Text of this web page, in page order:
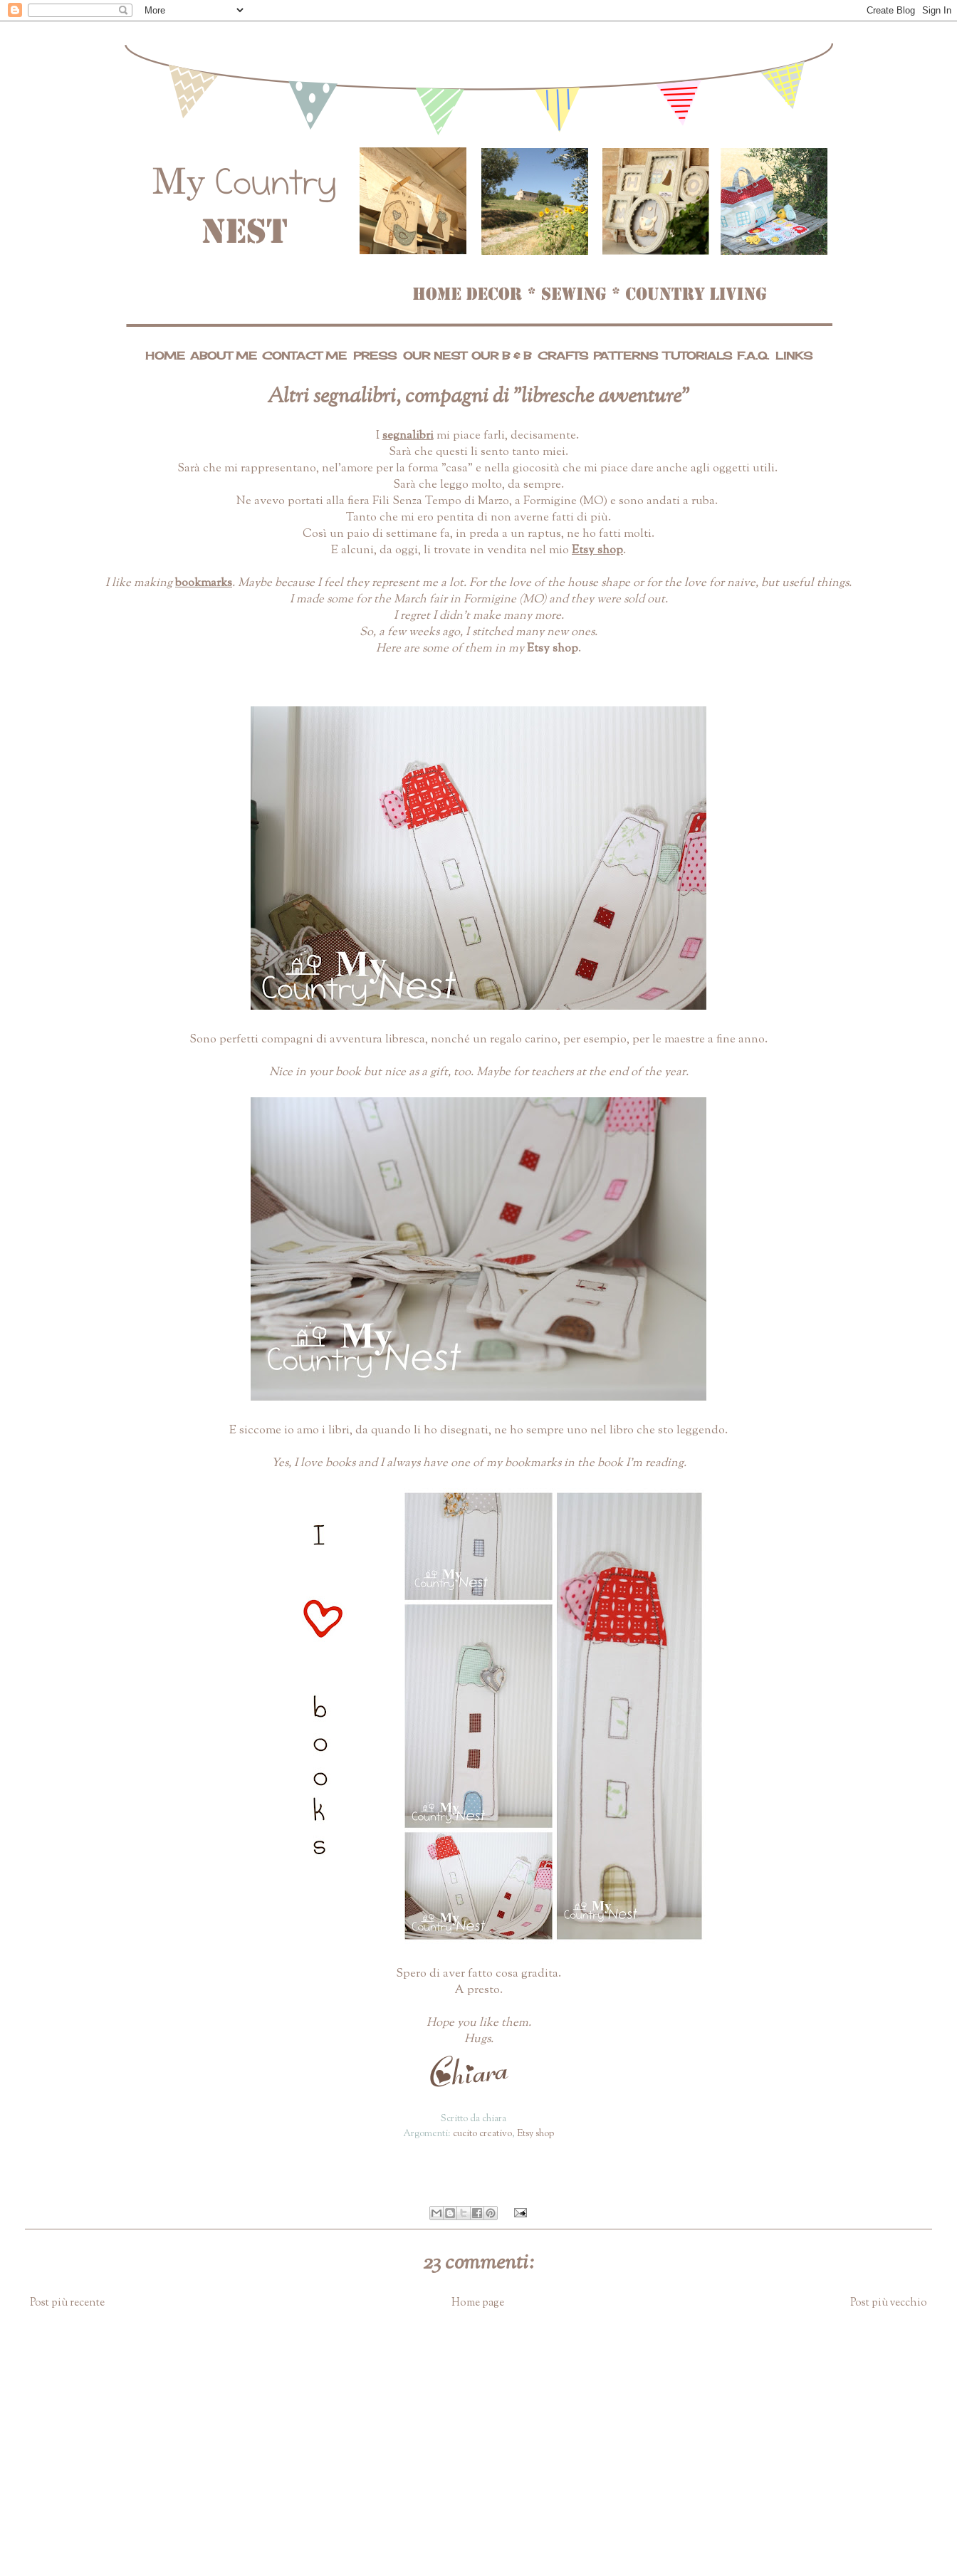
HOME ABOUT ME CONTACT ME PRESS OUR NEST OUR B & B CRAFTS PATTERNS TUTORIALS F.A.Q. LINKS
Altri segnalibri, compagni di "libresche avventure"
Isegnalibrimi piace farli, decisamente.
Sarà che questi li sento tanto miei.
Sarà che mi rappresentano, nel'amore per la forma "casa" e nella giocosità che mi piace dare anche agli oggetti utili.
Sarà che leggo molto, da sempre.
Ne avevo portati alla fiera Fili Senza Tempo di Marzo, a Formigine (MO) e sono andati a ruba.
Tanto che mi ero pentita di non averne fatti di più.
Così un paio di settimane fa, in preda a un raptus, ne ho fatti molti.
E alcuni, da oggi, li trovate in vendita nel mio Etsy shop.
I like makingbookmarks. Maybe because I feel they represent me a lot. For the love of the house shape or for the love for naive, but useful things.
I made some for the March fair in Formigine (MO) and they were sold out.
I regret I didn't make many more.
So, a few weeks ago, I stitched many new ones.
Here are some of them in myEtsy shop.
Sono perfetti compagni di avventura libresca, nonché un regalo carino, per esempio, per le maestre a fine anno.
Nice in your book but nice as a gift, too. Maybe for teachers at the end of the year.
E siccome io amo i libri, da quando li ho disegnati, ne ho sempre uno nel libro che sto leggendo.
Yes, I love books and I always have one of my bookmarks in the book I'm reading.
Spero di aver fatto cosa gradita.
A presto.
Hope you like them.
Hugs.
Scritto da chiara
Argomenti: cucito creativo, Etsy shop
23 commenti:
Post più recente Post più vecchio
Home page